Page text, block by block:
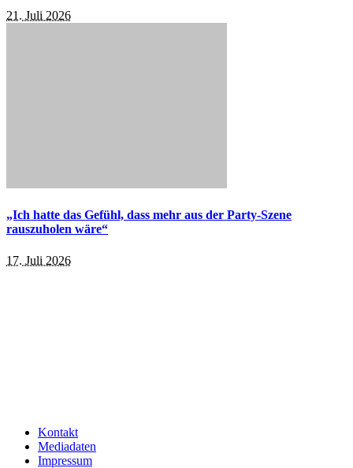
21. Juli 2026
„Ich hatte das Gefühl, dass mehr aus der Party-Szene
rauszuholen wäre“
17. Juli 2026
Kontakt
Mediadaten
Impressum